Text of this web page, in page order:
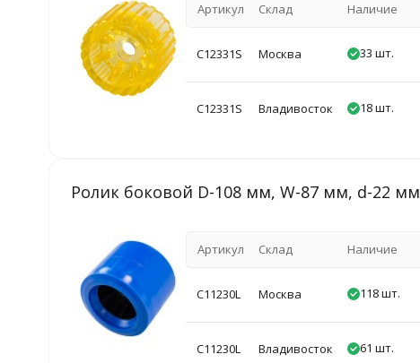
Артикул Склад Наличие
C12331S Москва 33 шт.
C12331S Владивосток 18 шт.
Ролик боковой D-108 мм, W-87 мм, d-22 мм
Артикул Склад Наличие
C11230L Москва 118 шт.
C11230L Владивосток 61 шт.